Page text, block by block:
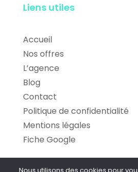
Liens utiles
Accueil
Nos offres
L’agence
Blog
Contact
Politique de confidentialité
Mentions légales
Fiche Google